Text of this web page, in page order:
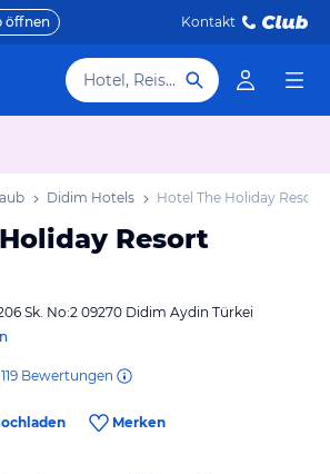
öffnen Kontakt
Hotel, Reiseziel
Didim Hotels Hotel The Holiday Resort
Resort
Sk. No:2 09270 Didim Aydin Türkei
119 Bewertungen
Merken